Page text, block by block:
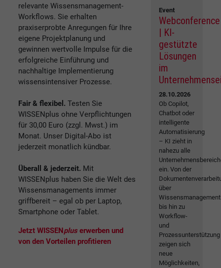
relevante Wissensmanagement-
Workflows. Sie erhalten
praxiserprobte Anregungen für Ihre
eigene Projektplanung und
gewinnen wertvolle Impulse für die
erfolgreiche Einführung und
nachhaltige Implementierung
wissensintensiver Prozesse.
Fair & flexibel. Testen Sie
WISSENplus ohne Verpflichtungen
für 30,00 Euro (zzgl. Mwst.) im
Monat. Unser Digital-Abo ist
jederzeit monatlich kündbar.
Überall & jederzeit. Mit
WISSENplus haben Sie die Welt des
Wissensmanagements immer
griffbereit – egal ob per Laptop,
Smartphone oder Tablet.
Jetzt WISSENplus erwerben und
von den Vorteilen profitieren
Event
Webconference
| KI-
gestützte
Lösungen
im
28.10.2026
Ob Copilot,
Chatbot oder
intelligente
Automatisierung
– KI zieht in
nahezu alle
ein. Von der
über
Wissensmanagement
bis hin zu
Workflow-
und
Prozessunterstützung
zeigen sich
neue
Möglichkeiten,